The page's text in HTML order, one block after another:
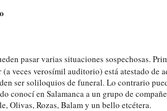
pasar varias situaciones sospechosas.
veces verosímil auditorio) está atestado de
ser soliloquios de funeral. Lo contrario
conocí en Salamanca a un grupo de
Olivas, Rozas, Balam y un bello etcétera.